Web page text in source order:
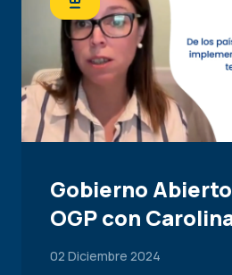
Gobierno
OGP con
02 Diciembre 2024